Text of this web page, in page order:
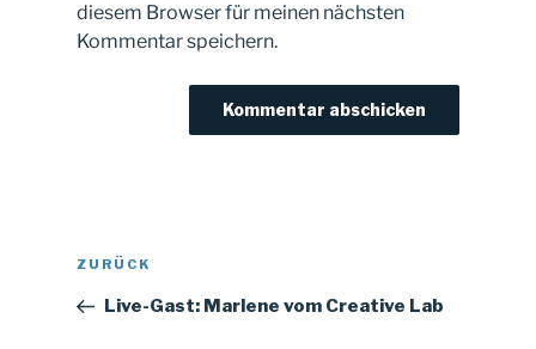
diesem Browser für meinen nächsten
Kommentar speichern.
Vorheriger
ZURÜCK
Live-Gast: Marlene vom Creative Lab